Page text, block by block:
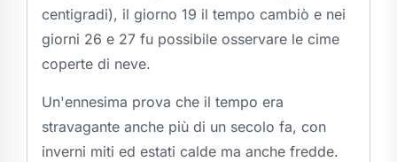
centigradi), il giorno 19 il tempo cambiò e nei
giorni 26 e 27 fu possibile osservare le cime
coperte di neve.
Un'ennesima prova che il tempo era
stravagante anche più di un secolo fa, con
inverni miti ed estati calde ma anche fredde.